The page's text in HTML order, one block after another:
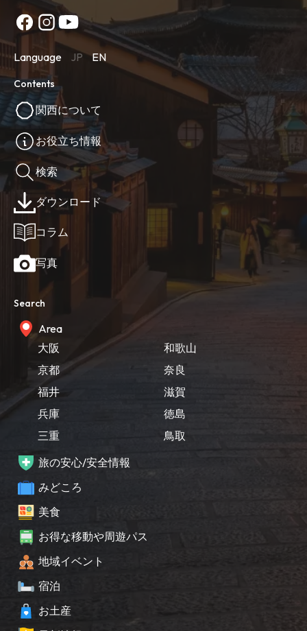
Language JP EN
Contents
関西について
お役立ち情報
検索
ダウンロード
コラム
写真
Search
Area
大阪
京都
福井
兵庫
三重
和歌山
奈良
滋賀
徳島
鳥取
旅の安心/安全情報
みどころ
美食
お得な移動や周遊パス
地域イベント
宿泊
お土産